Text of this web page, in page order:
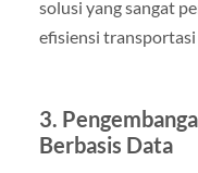
solusi yang sangat
efisiensi
3.
Berbasis Data